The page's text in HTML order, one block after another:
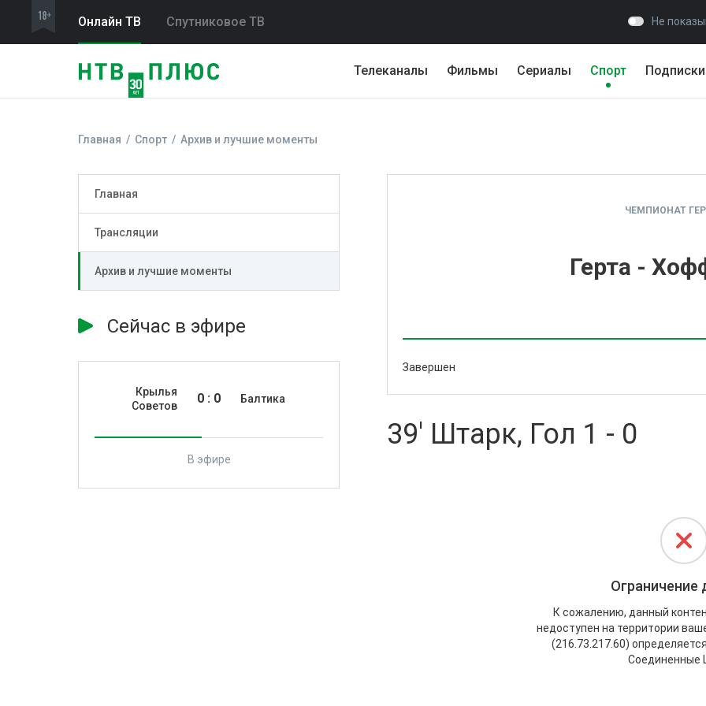
Онлайн ТВ Спутниковое ТВ Не
Телеканалы Фильмы Сериалы Спорт Подписки
Главная Спорт Архив и лучшие моменты
Главная
Трансляции
Архив и лучшие моменты
Сейчас в эфире
Крылья
Советов
Балтика
0 : 0
В эфире
ЧЕМПИОНАТ
Герта -
Завершен
39' Штарк, Гол 1 - 0